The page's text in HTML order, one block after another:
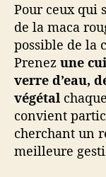
Pour ceux qui
de la maca
possible de la
Prenez une
verre d’eau,
végétal
convient
cherchant un
meilleure